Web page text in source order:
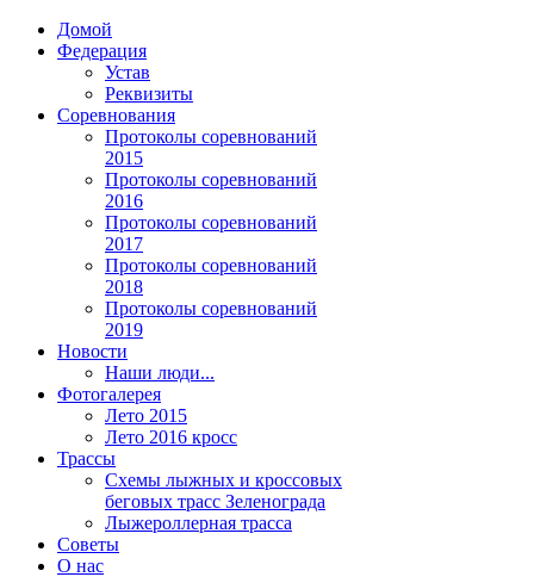
Домой
Федерация
Устав
Реквизиты
Соревнования
Протоколы соревнований
2015
Протоколы соревнований
2016
Протоколы соревнований
2017
Протоколы соревнований
2018
Протоколы соревнований
2019
Новости
Наши люди...
Фотогалерея
Лето 2015
Лето 2016 кросс
Трассы
Схемы лыжных и кроссовых
беговых трасс Зеленограда
Лыжероллерная трасса
Советы
О нас